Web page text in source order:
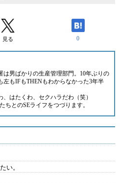
見る 0
は男ばかりの生産管理部門。10年ぶりの
左もIFもTHENもわからなかった3年半
、はたくわ、セクハラだわ（笑）
ちとのSEライフをつづります。
い。